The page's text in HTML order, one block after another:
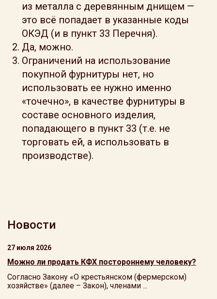
из металла с деревянным днищем —
это всё попадает в указанные коды
ОКЭД (и в пункт 33 Перечня).
Да, можно.
Ограничений на использование
покупной фурнитуры нет, но
использовать ее нужно именно
«точечно», в качестве фурнитуры в
составе основного изделия,
попадающего в пункт 33 (т.е. не
торговать ей, а использовать в
производстве).
Новости
27 июля 2026
Можно ли продать КФХ постороннему человеку?
Согласно Закону «О крестьянском (фермерском)
хозяйстве» (далее – Закон), членами ...